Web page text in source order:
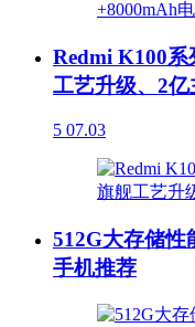
Redmi K100系
工艺升级、2
5 07.03
512G大存储性
手机推荐